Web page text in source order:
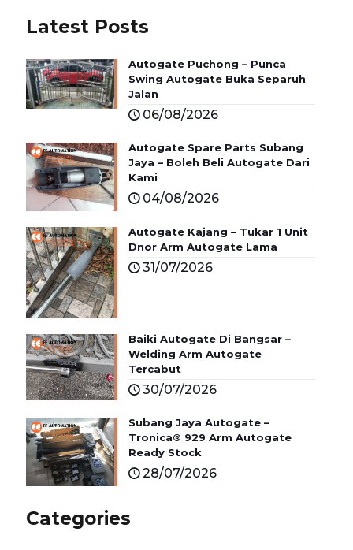
Latest Posts
Autogate Puchong – Punca
Swing Autogate Buka Separuh
Jalan
06/08/2026
Autogate Spare Parts Subang
Jaya – Boleh Beli Autogate Dari
Kami
04/08/2026
Autogate Kajang – Tukar 1 Unit
Dnor Arm Autogate Lama
31/07/2026
Baiki Autogate Di Bangsar –
Welding Arm Autogate
Tercabut
30/07/2026
Subang Jaya Autogate –
Tronica® 929 Arm Autogate
Ready Stock
28/07/2026
Categories